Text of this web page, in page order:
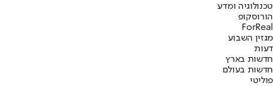
טכנולוגיה ומדע
הורוסקופ
ForReal
מגזין השבוע
דעות
חדשות בארץ
חדשות בעולם
פוליטי